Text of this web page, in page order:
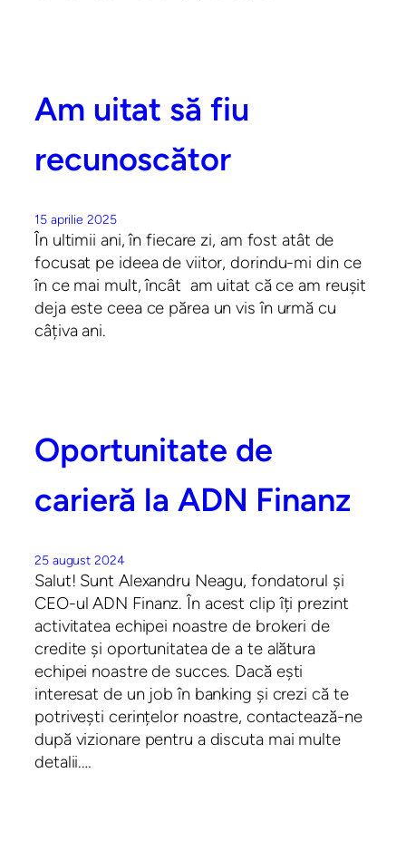
Am uitat să fiu
recunoscător
15 aprilie 2025
În ultimii ani, în fiecare zi, am fost atât de
focusat pe ideea de viitor, dorindu-mi din ce
în ce mai mult, încât am uitat că ce am reușit
deja este ceea ce părea un vis în urmă cu
câțiva ani.
Oportunitate de
carieră la ADN Finanz
25 august 2024
Salut! Sunt Alexandru Neagu, fondatorul și
CEO-ul ADN Finanz. În acest clip îți prezint
activitatea echipei noastre de brokeri de
credite și oportunitatea de a te alătura
echipei noastre de succes. Dacă ești
interesat de un job în banking și crezi că te
potrivești cerințelor noastre, contactează-ne
după vizionare pentru a discuta mai multe
detalii.…